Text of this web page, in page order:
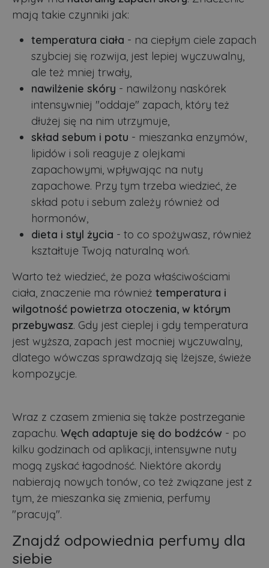
mają takie czynniki jak:
temperatura ciała - na ciepłym ciele zapach
szybciej się rozwija, jest lepiej wyczuwalny,
ale też mniej trwały,
nawilżenie skóry - nawilżony naskórek
intensywniej "oddaje" zapach, który też
dłużej się na nim utrzymuje,
skład sebum i potu - mieszanka enzymów,
lipidów i soli reaguje z olejkami
zapachowymi, wpływając na nuty
zapachowe. Przy tym trzeba wiedzieć, że
skład potu i sebum zależy również od
hormonów,
dieta i styl życia - to co spożywasz, również
kształtuje Twoją naturalną woń.
Warto też wiedzieć, że poza właściwościami
ciała, znaczenie ma również temperatura i
wilgotność powietrza otoczenia, w którym
przebywasz. Gdy jest cieplej i gdy temperatura
jest wyższa, zapach jest mocniej wyczuwalny,
dlatego wówczas sprawdzają się lżejsze, świeże
kompozycje.
Wraz z czasem zmienia się także postrzeganie
zapachu. Węch adaptuje się do bodźców - po
kilku godzinach od aplikacji, intensywne nuty
mogą zyskać łagodność. Niektóre akordy
nabierają nowych tonów, co też związane jest z
tym, że mieszanka się zmienia, perfumy
"pracują".
Znajdź odpowiednia perfumy dla
siebie